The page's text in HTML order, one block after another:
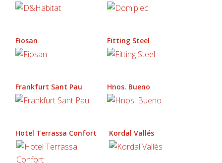
Fiosan Fitting Steel
Frankfurt Sant Pau Hnos. Bueno
Hotel Terrassa Confort Kordal Vallés